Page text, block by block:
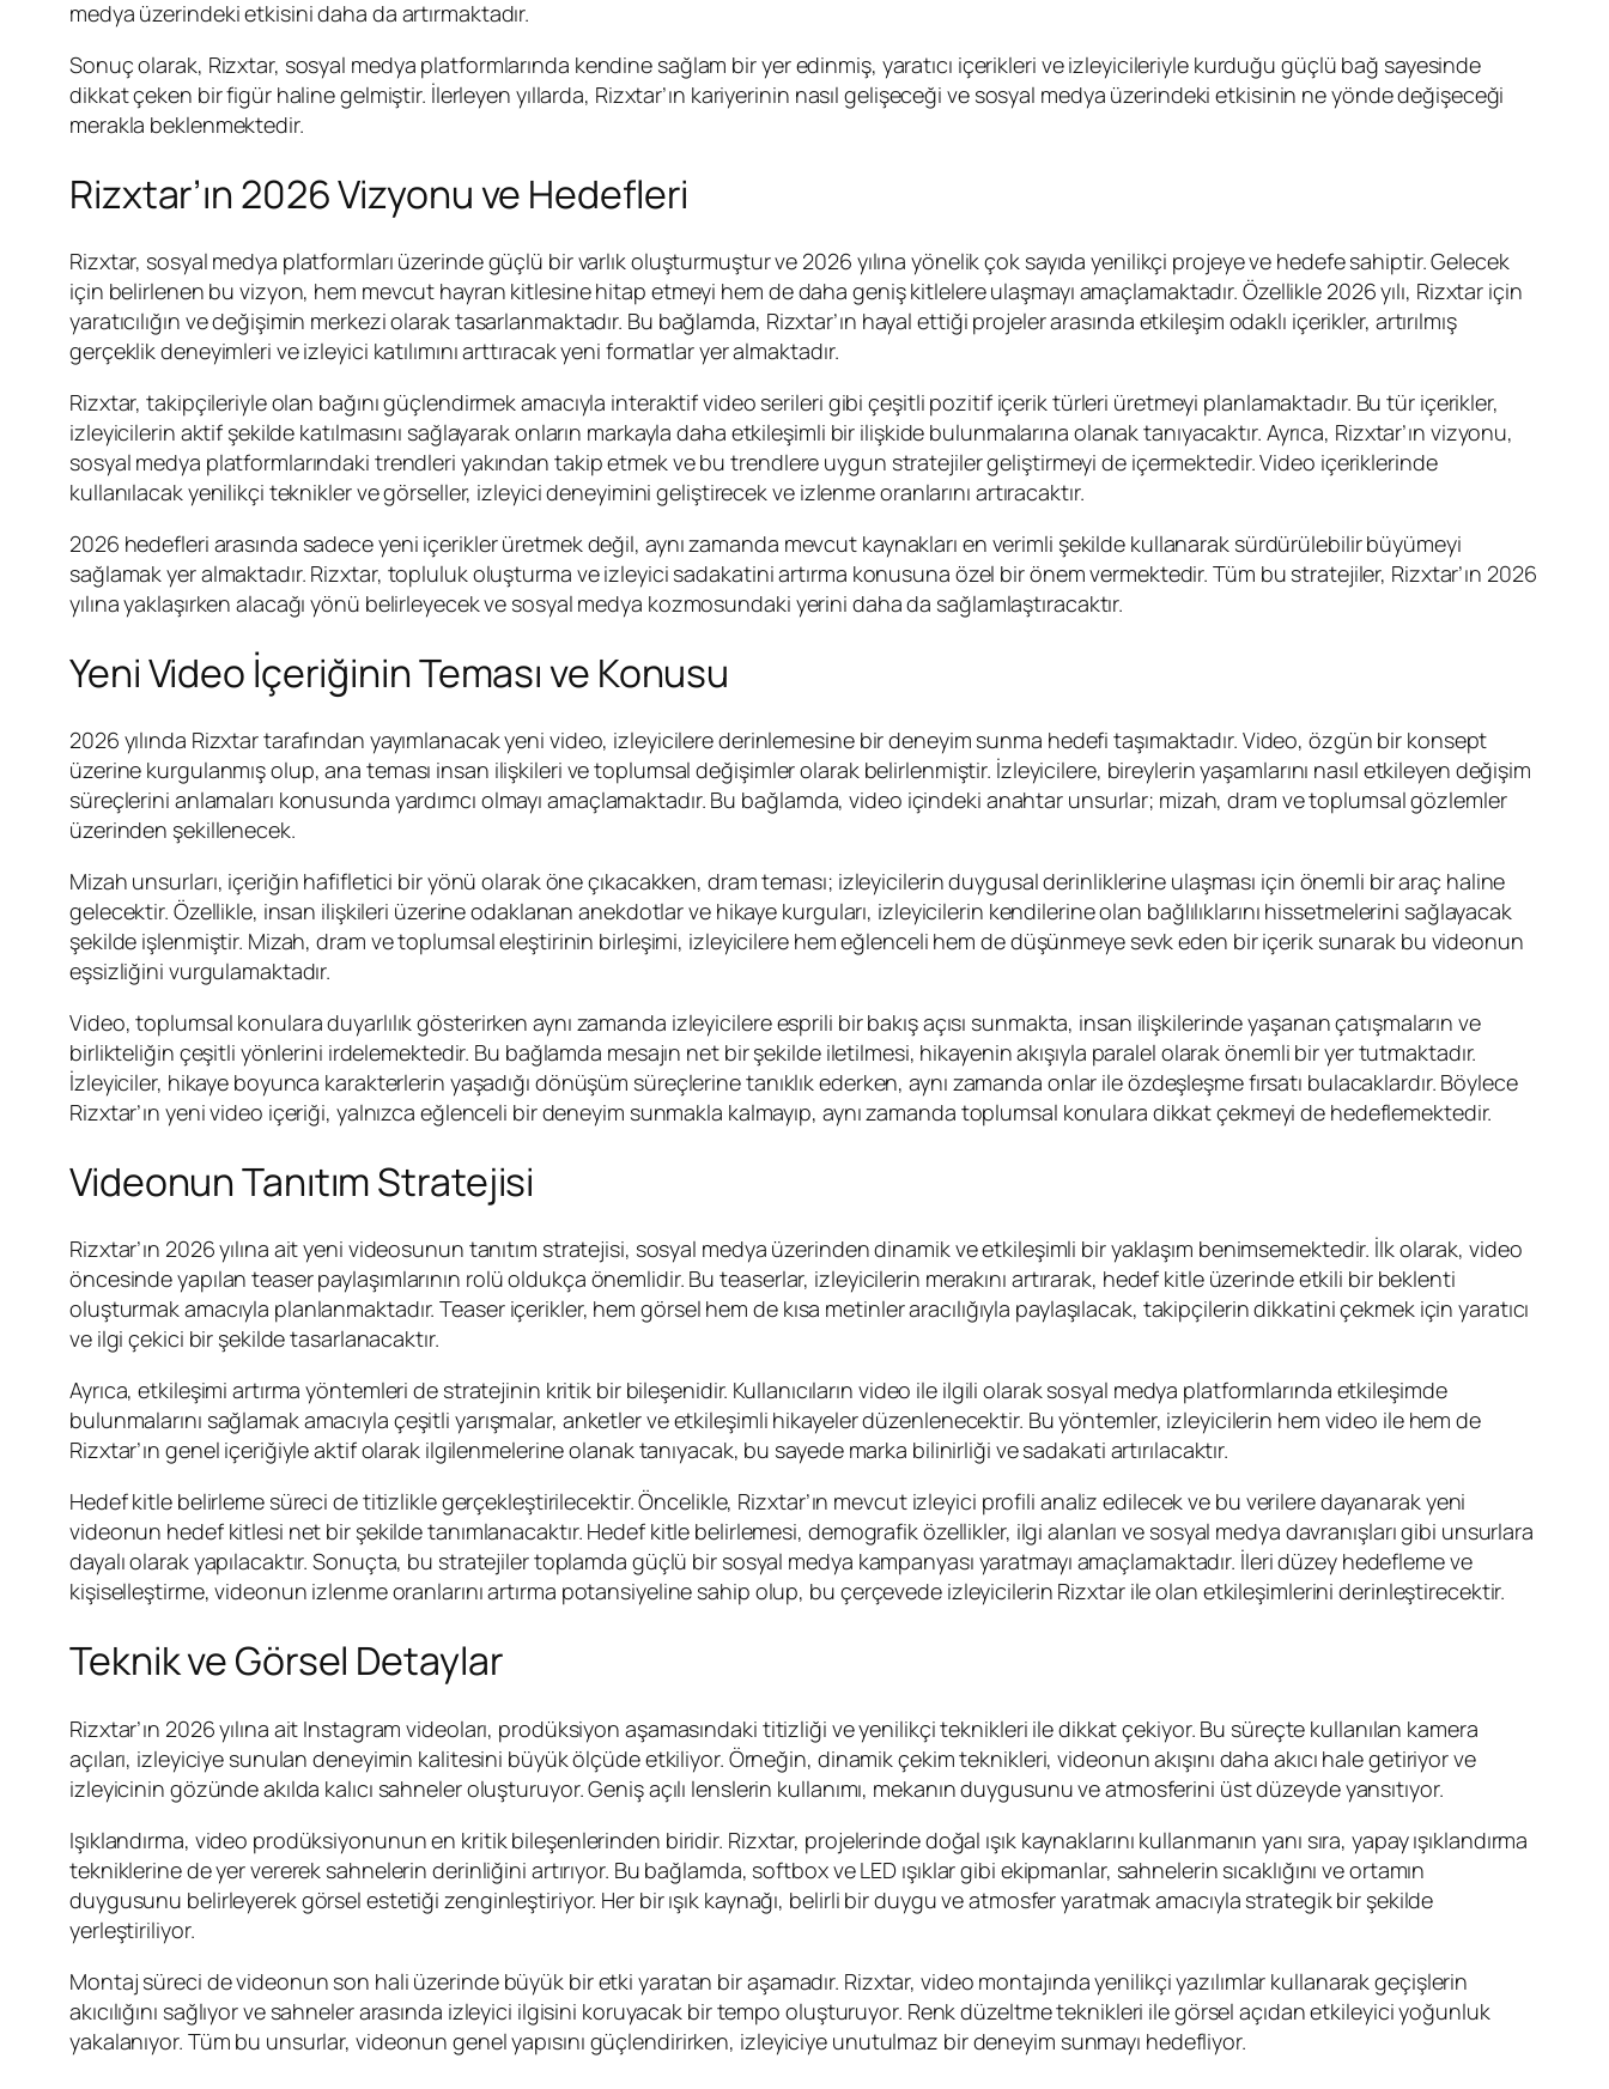
medya üzerindeki etkisini daha da artırmaktadır.
Sonuç olarak, Rizxtar, sosyal medya platformlarında kendine sağlam bir yer edinmiş, yaratıcı içerikleri ve izleyicileriyle kurduğu güçlü bağ sayesinde
dikkat çeken bir figür haline gelmiştir. İlerleyen yıllarda, Rizxtar’ın kariyerinin nasıl gelişeceği ve sosyal medya üzerindeki etkisinin ne yönde değişeceği
merakla beklenmektedir.
Rizxtar’ın 2026 Vizyonu ve Hedefleri
Rizxtar, sosyal medya platformları üzerinde güçlü bir varlık oluşturmuştur ve 2026 yılına yönelik çok sayıda yenilikçi projeye ve hedefe sahiptir. Gelecek
için belirlenen bu vizyon, hem mevcut hayran kitlesine hitap etmeyi hem de daha geniş kitlelere ulaşmayı amaçlamaktadır. Özellikle 2026 yılı, Rizxtar için
yaratıcılığın ve değişimin merkezi olarak tasarlanmaktadır. Bu bağlamda, Rizxtar’ın hayal ettiği projeler arasında etkileşim odaklı içerikler, artırılmış
gerçeklik deneyimleri ve izleyici katılımını arttıracak yeni formatlar yer almaktadır.
Rizxtar, takipçileriyle olan bağını güçlendirmek amacıyla interaktif video serileri gibi çeşitli pozitif içerik türleri üretmeyi planlamaktadır. Bu tür içerikler,
izleyicilerin aktif şekilde katılmasını sağlayarak onların markayla daha etkileşimli bir ilişkide bulunmalarına olanak tanıyacaktır. Ayrıca, Rizxtar’ın vizyonu,
sosyal medya platformlarındaki trendleri yakından takip etmek ve bu trendlere uygun stratejiler geliştirmeyi de içermektedir. Video içeriklerinde
kullanılacak yenilikçi teknikler ve görseller, izleyici deneyimini geliştirecek ve izlenme oranlarını artıracaktır.
2026 hedefleri arasında sadece yeni içerikler üretmek değil, aynı zamanda mevcut kaynakları en verimli şekilde kullanarak sürdürülebilir büyümeyi
sağlamak yer almaktadır. Rizxtar, topluluk oluşturma ve izleyici sadakatini artırma konusuna özel bir önem vermektedir. Tüm bu stratejiler, Rizxtar’ın 2026
yılına yaklaşırken alacağı yönü belirleyecek ve sosyal medya kozmosundaki yerini daha da sağlamlaştıracaktır.
Yeni Video İçeriğinin Teması ve Konusu
2026 yılında Rizxtar tarafından yayımlanacak yeni video, izleyicilere derinlemesine bir deneyim sunma hedefi taşımaktadır. Video, özgün bir konsept
üzerine kurgulanmış olup, ana teması insan ilişkileri ve toplumsal değişimler olarak belirlenmiştir. İzleyicilere, bireylerin yaşamlarını nasıl etkileyen değişim
süreçlerini anlamaları konusunda yardımcı olmayı amaçlamaktadır. Bu bağlamda, video içindeki anahtar unsurlar; mizah, dram ve toplumsal gözlemler
üzerinden şekillenecek.
Mizah unsurları, içeriğin hafifletici bir yönü olarak öne çıkacakken, dram teması; izleyicilerin duygusal derinliklerine ulaşması için önemli bir araç haline
gelecektir. Özellikle, insan ilişkileri üzerine odaklanan anekdotlar ve hikaye kurguları, izleyicilerin kendilerine olan bağlılıklarını hissetmelerini sağlayacak
şekilde işlenmiştir. Mizah, dram ve toplumsal eleştirinin birleşimi, izleyicilere hem eğlenceli hem de düşünmeye sevk eden bir içerik sunarak bu videonun
eşsizliğini vurgulamaktadır.
Video, toplumsal konulara duyarlılık gösterirken aynı zamanda izleyicilere esprili bir bakış açısı sunmakta, insan ilişkilerinde yaşanan çatışmaların ve
birlikteliğin çeşitli yönlerini irdelemektedir. Bu bağlamda mesajın net bir şekilde iletilmesi, hikayenin akışıyla paralel olarak önemli bir yer tutmaktadır.
İzleyiciler, hikaye boyunca karakterlerin yaşadığı dönüşüm süreçlerine tanıklık ederken, aynı zamanda onlar ile özdeşleşme fırsatı bulacaklardır. Böylece
Rizxtar’ın yeni video içeriği, yalnızca eğlenceli bir deneyim sunmakla kalmayıp, aynı zamanda toplumsal konulara dikkat çekmeyi de hedeflemektedir.
Videonun Tanıtım Stratejisi
Rizxtar’ın 2026 yılına ait yeni videosunun tanıtım stratejisi, sosyal medya üzerinden dinamik ve etkileşimli bir yaklaşım benimsemektedir. İlk olarak, video
öncesinde yapılan teaser paylaşımlarının rolü oldukça önemlidir. Bu teaserlar, izleyicilerin merakını artırarak, hedef kitle üzerinde etkili bir beklenti
oluşturmak amacıyla planlanmaktadır. Teaser içerikler, hem görsel hem de kısa metinler aracılığıyla paylaşılacak, takipçilerin dikkatini çekmek için yaratıcı
ve ilgi çekici bir şekilde tasarlanacaktır.
Ayrıca, etkileşimi artırma yöntemleri de stratejinin kritik bir bileşenidir. Kullanıcıların video ile ilgili olarak sosyal medya platformlarında etkileşimde
bulunmalarını sağlamak amacıyla çeşitli yarışmalar, anketler ve etkileşimli hikayeler düzenlenecektir. Bu yöntemler, izleyicilerin hem video ile hem de
Rizxtar’ın genel içeriğiyle aktif olarak ilgilenmelerine olanak tanıyacak, bu sayede marka bilinirliği ve sadakati artırılacaktır.
Hedef kitle belirleme süreci de titizlikle gerçekleştirilecektir. Öncelikle, Rizxtar’ın mevcut izleyici profili analiz edilecek ve bu verilere dayanarak yeni
videonun hedef kitlesi net bir şekilde tanımlanacaktır. Hedef kitle belirlemesi, demografik özellikler, ilgi alanları ve sosyal medya davranışları gibi unsurlara
dayalı olarak yapılacaktır. Sonuçta, bu stratejiler toplamda güçlü bir sosyal medya kampanyası yaratmayı amaçlamaktadır. İleri düzey hedefleme ve
kişiselleştirme, videonun izlenme oranlarını artırma potansiyeline sahip olup, bu çerçevede izleyicilerin Rizxtar ile olan etkileşimlerini derinleştirecektir.
Teknik ve Görsel Detaylar
Rizxtar’ın 2026 yılına ait Instagram videoları, prodüksiyon aşamasındaki titizliği ve yenilikçi teknikleri ile dikkat çekiyor. Bu süreçte kullanılan kamera
açıları, izleyiciye sunulan deneyimin kalitesini büyük ölçüde etkiliyor. Örneğin, dinamik çekim teknikleri, videonun akışını daha akıcı hale getiriyor ve
izleyicinin gözünde akılda kalıcı sahneler oluşturuyor. Geniş açılı lenslerin kullanımı, mekanın duygusunu ve atmosferini üst düzeyde yansıtıyor.
Işıklandırma, video prodüksiyonunun en kritik bileşenlerinden biridir. Rizxtar, projelerinde doğal ışık kaynaklarını kullanmanın yanı sıra, yapay ışıklandırma
tekniklerine de yer vererek sahnelerin derinliğini artırıyor. Bu bağlamda, softbox ve LED ışıklar gibi ekipmanlar, sahnelerin sıcaklığını ve ortamın
duygusunu belirleyerek görsel estetiği zenginleştiriyor. Her bir ışık kaynağı, belirli bir duygu ve atmosfer yaratmak amacıyla strategik bir şekilde
yerleştiriliyor.
Montaj süreci de videonun son hali üzerinde büyük bir etki yaratan bir aşamadır. Rizxtar, video montajında yenilikçi yazılımlar kullanarak geçişlerin
akıcılığını sağlıyor ve sahneler arasında izleyici ilgisini koruyacak bir tempo oluşturuyor. Renk düzeltme teknikleri ile görsel açıdan etkileyici yoğunluk
yakalanıyor. Tüm bu unsurlar, videonun genel yapısını güçlendirirken, izleyiciye unutulmaz bir deneyim sunmayı hedefliyor.